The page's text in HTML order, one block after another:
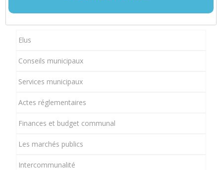
Elus
Conseils municipaux
Services municipaux
Actes réglementaires
Finances et budget communal
Les marchés publics
Intercommunalité